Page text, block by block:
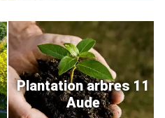
Plantation arbres 11
Aude